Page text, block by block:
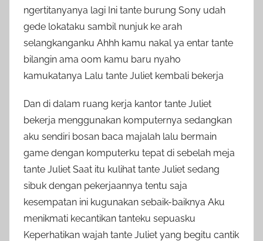
ngertitanyanya lagi Ini tante burung Sony udah
gede lokataku sambil nunjuk ke arah
selangkanganku Ahhh kamu nakal ya entar tante
bilangin ama oom kamu baru nyaho
kamukatanya Lalu tante Juliet kembali bekerja
Dan di dalam ruang kerja kantor tante Juliet
bekerja menggunakan komputernya sedangkan
aku sendiri bosan baca majalah lalu bermain
game dengan komputerku tepat di sebelah meja
tante Juliet Saat itu kulihat tante Juliet sedang
sibuk dengan pekerjaannya tentu saja
kesempatan ini kugunakan sebaik-baiknya Aku
menikmati kecantikan tanteku sepuasku
Keperhatikan wajah tante Juliet yang begitu cantik